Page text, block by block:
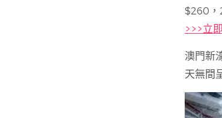
$260，
>>>立
澳門新
天無間